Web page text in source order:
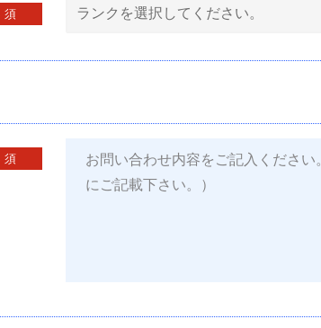
須
須